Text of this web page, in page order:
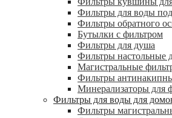
Фильтры для воды
Фильтры обратного
Бутылки с фильтром
Фильтры для душа
Фильтры настольные
Магистральные
Фильтры
Минерализаторы для
Фильтры для воды для
Фильтры